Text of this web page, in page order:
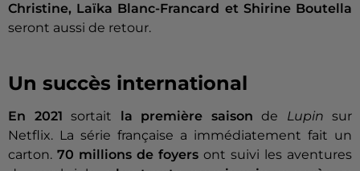
Christine, Laïka Blanc-Francard et Shirine Boutella
seront aussi de retour.
Un succès international
En 2021 sortait la première saison de Lupin sur
Netflix. La série française a immédiatement fait un
carton. 70 millions de foyers ont suivi les aventures